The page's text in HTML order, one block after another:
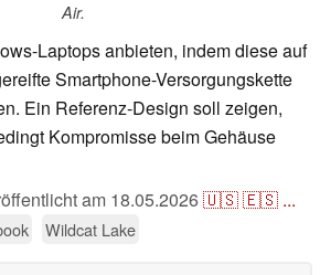
Air.
Laptops anbieten, indem diese auf
Smartphone-Versorgungskette
Ein Referenz-Design soll zeigen,
Kompromisse beim Gehäuse
am 18.05.2026🇺🇸🇪🇸 ...
Wildcat Lake